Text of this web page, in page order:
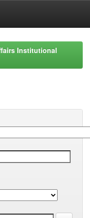
Institutional